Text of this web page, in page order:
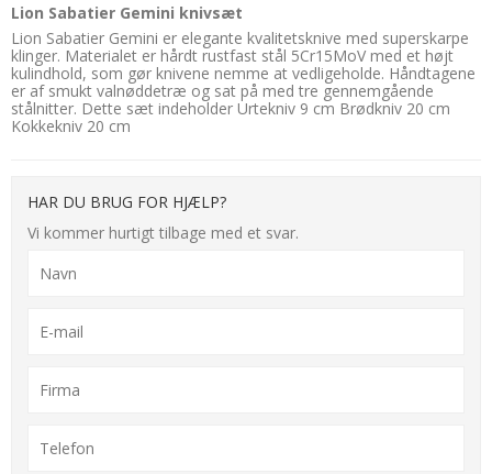
Lion Sabatier Gemini knivsæt
Lion Sabatier Gemini er elegante kvalitetsknive med superskarpe
klinger. Materialet er hårdt rustfast stål 5Cr15MoV med et højt
kulindhold, som gør knivene nemme at vedligeholde. Håndtagene
er af smukt valnøddetræ og sat på med tre gennemgående
stålnitter. Dette sæt indeholder Urtekniv 9 cm Brødkniv 20 cm
Kokkekniv 20 cm
HAR DU BRUG FOR HJÆLP?
Vi kommer hurtigt tilbage med et svar.